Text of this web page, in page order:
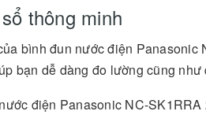
thông minh
bình đun nước điện
bạn dễ dàng đo lường cũng